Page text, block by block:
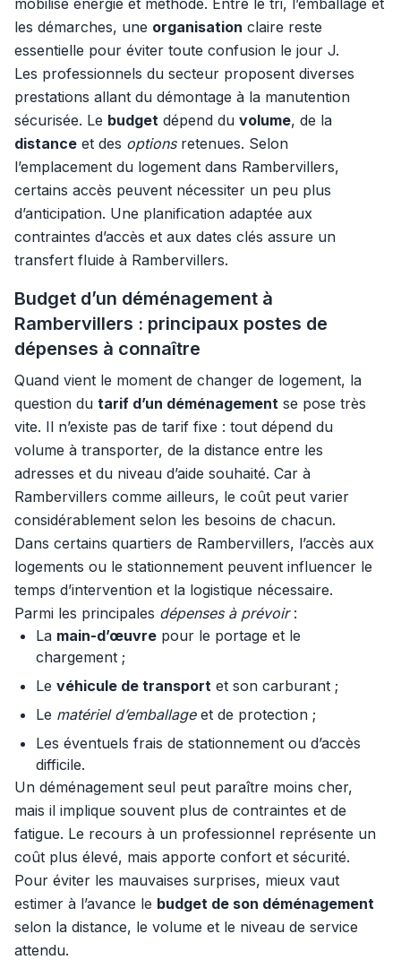
mobilise énergie et méthode. Entre le tri, l’emballage et
les démarches, une organisation claire reste
essentielle pour éviter toute confusion le jour J.
Les professionnels du secteur proposent diverses
prestations allant du démontage à la manutention
sécurisée. Le budget dépend du volume, de la
distance et des optionsretenues. Selon
l’emplacement du logement dans Rambervillers,
certains accès peuvent nécessiter un peu plus
d’anticipation. Une planification adaptée aux
contraintes d’accès et aux dates clés assure un
transfert fluide à Rambervillers.
Budget d’un déménagement à
Rambervillers : principaux postes de
dépenses à connaître
Quand vient le moment de changer de logement, la
question du tarif d’un déménagement se pose très
vite. Il n’existe pas de tarif fixe : tout dépend du
volume à transporter, de la distance entre les
adresses et du niveau d’aide souhaité. Car à
Rambervillers comme ailleurs, le coût peut varier
considérablement selon les besoins de chacun.
Dans certains quartiers de Rambervillers, l’accès aux
logements ou le stationnement peuvent influencer le
temps d’intervention et la logistique nécessaire.
Parmi les principales dépenses à prévoir:
La main-d’œuvre pour le portage et le
chargement ;
Le véhicule de transport et son carburant ;
Le matériel d’emballageet de protection ;
Les éventuels frais de stationnement ou d’accès
difficile.
Un déménagement seul peut paraître moins cher,
mais il implique souvent plus de contraintes et de
fatigue. Le recours à un professionnel représente un
coût plus élevé, mais apporte confort et sécurité.
Pour éviter les mauvaises surprises, mieux vaut
estimer à l’avance le budget de son déménagement
selon la distance, le volume et le niveau de service
attendu.